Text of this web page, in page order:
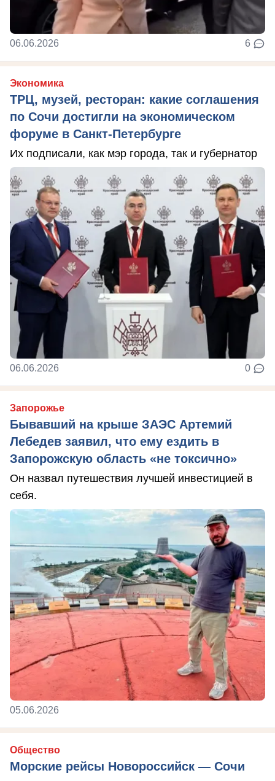
06.06.2026 6
Экономика
ТРЦ, музей, ресторан: какие соглашения
по Сочи достигли на экономическом
форуме в Санкт-Петербурге
Их подписали, как мэр города, так и губернатор
06.06.2026 0
Запорожье
Бывавший на крыше ЗАЭС Артемий
Лебедев заявил, что ему ездить в
Запорожскую область «не токсично»
Он назвал путешествия лучшей инвестицией в
себя.
05.06.2026
Общество
Морские рейсы Новороссийск — Сочи